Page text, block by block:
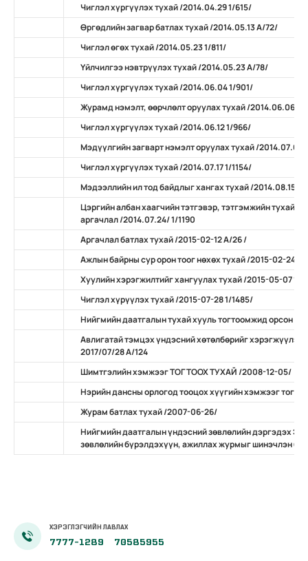
Чиглэл хүргүүлэх тухай /2014.04.29 1/615/
Өргөдлийн загвар батлах тухай /2014.05.13 А/72/
Чиглэл өгөх тухай /2014.05.23 1/811/
Үйлчилгээ нэвтрүүлэх тухай /2014.05.23 А/78/
Чиглэл хүргүүлэх тухай /2014.06.04 1/901/
Журамд нэмэлт, өөрчлөлт оруулах тухай /2014.06.06
Чиглэл хүргүүлэх тухай /2014.06.12 1/966/
Мэдүүлгийн загварт нэмэлт оруулах тухай /2014.07.07
Чиглэл хүргүүлэх тухай /2014.07.17 1/1154/
Мэдээллийн ил тод байдлыг хангах тухай /2014.08.15
Цэргийн албан хаагчийн тэтгэвэр, тэтгэмжийн тухай
аргачлал /2014.07.24/ 1/1190
Аргачлал батлах тухай /2015-02-12 А/26 /
Ажлын байрны сур орон тоог нөхөх тухай /2015-02-24 А/
Хуулийн хэрэгжилтийг хангуулах тухай /2015-05-07 11/
Чиглэл хүрүүлэх тухай /2015-07-28 1/1485/
Нийгмийн даатгалын тухай хууль тогтоомжид орсон
Авлигатай тэмцэх үндэсний хөтөлбөрийг хэрэгжүүлэх
2017/07/28 А/124
Шимтгэлийн хэмжээг ТОГТООХ ТУХАЙ /2008-12-05/
Нэрийн дансны орлогод тооцох хүүгийн хэмжээг
Журам батлах тухай /2007-06-26/
Нийгмийн даатгалын үндэсний зөвлөлийн дэргэдэх
зөвлөлийн бүрэлдэхүүн, ажиллах журмыг шинэчлэн
ХЭРЭГЛЭГЧИЙН ЛАВЛАХ
7777-1289 70585955